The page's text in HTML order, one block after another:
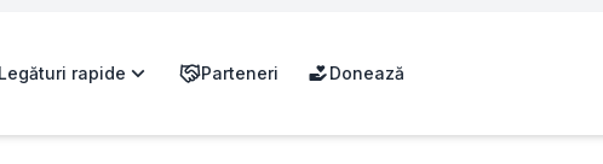
Legături rapide Parteneri Donează